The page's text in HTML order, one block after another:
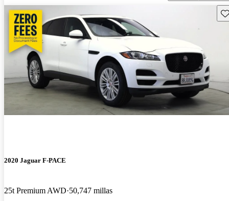
2020 Jaguar F-PACE
25t Premium AWD 50,747 millas